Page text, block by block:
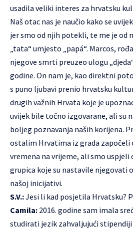
usadila veliki interes za hrvatsku
Naš otac nas je naučio kako se
jer smo od njih potekli, te me je od
„tata“ umjesto „papá“. Marcos,
njegove smrti preuzeo ulogu
godine. On nam je, kao direktni
s puno ljubavi prenio hrvatsku
drugih važnih Hrvata koje je
uvijek bile točno izgovarane, ali su
boljeg poznavanja naših korijena.
ostalim Hrvatima iz grada započeli
vremena na vrijeme, ali smo
grupica koje su nastavile njegovati
našoj inicijativi.
S.V.:Jesi li kad posjetila Hrvatsku?
Camila: 2016. godine sam imala
studirati jezik zahvaljujući stipendiji